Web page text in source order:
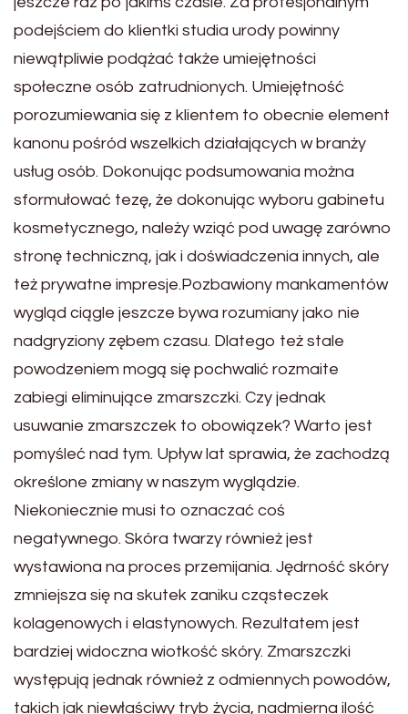
podejściem do klientki studia urody powinny
niewątpliwie podążać także umiejętności
społeczne osób zatrudnionych. Umiejętność
porozumiewania się z klientem to obecnie element
kanonu pośród wszelkich działających w branży
usług osób. Dokonując podsumowania można
sformułować tezę, że dokonując wyboru gabinetu
kosmetycznego, należy wziąć pod uwagę zarówno
stronę techniczną, jak i doświadczenia innych, ale
też prywatne impresje.Pozbawiony mankamentów
wygląd ciągle jeszcze bywa rozumiany jako nie
nadgryziony zębem czasu. Dlatego też stale
powodzeniem mogą się pochwalić rozmaite
zabiegi eliminujące zmarszczki. Czy jednak
usuwanie zmarszczek to obowiązek? Warto jest
pomyśleć nad tym. Upływ lat sprawia, że zachodzą
określone zmiany w naszym wyglądzie.
Niekoniecznie musi to oznaczać coś
negatywnego. Skóra twarzy również jest
wystawiona na proces przemijania. Jędrność skóry
zmniejsza się na skutek zaniku cząsteczek
kolagenowych i elastynowych. Rezultatem jest
bardziej widoczna wiotkość skóry. Zmarszczki
występują jednak również z odmiennych powodów,
takich jak niewłaściwy tryb życia, nadmierna ilość